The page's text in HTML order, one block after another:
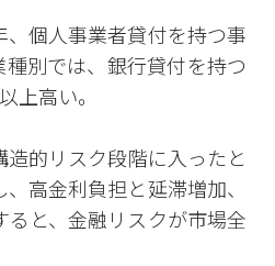
個人事業者貸付を持つ事
別では、銀行貸付を持つ
上高い。
的リスク段階に入ったと
高金利負担と延滞増加、
と、金融リスクが市場全